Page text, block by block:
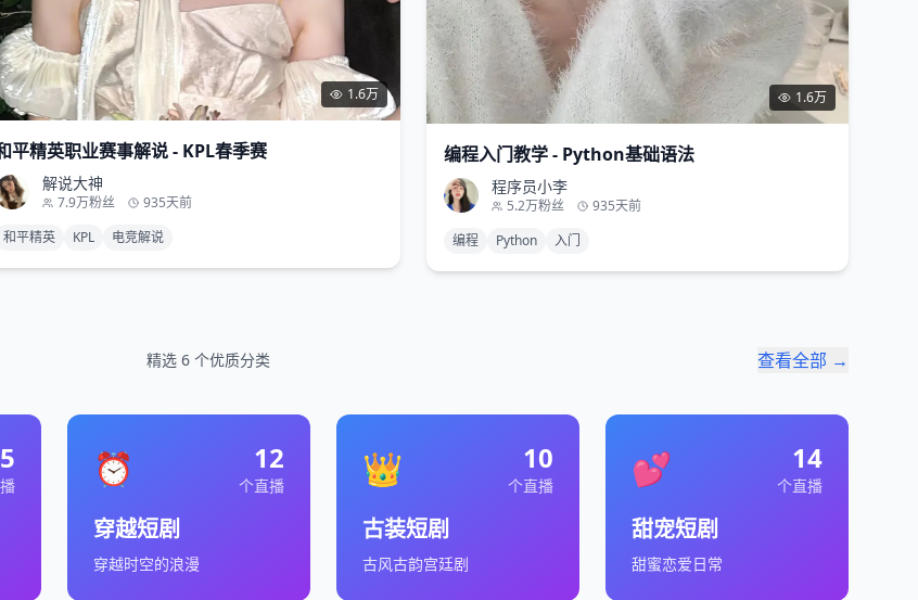
1.6万
平精英职业赛事解说 - KPL春季赛
解说大神
7.9万粉丝
935天前
和平精英
KPL 电竞解说
1.6万
编程入门教学 - Python基础语法
程序员小李
5.2万粉丝
935天前
编程
Python 入门
精选 6 个优质分类 查看全部 →
⏰ 12
个直播
穿越短剧
穿越时空的浪漫
👑 10
个直播
古装短剧
古风古韵宫廷剧
💕 14
个直播
甜宠短剧
甜蜜恋爱日常